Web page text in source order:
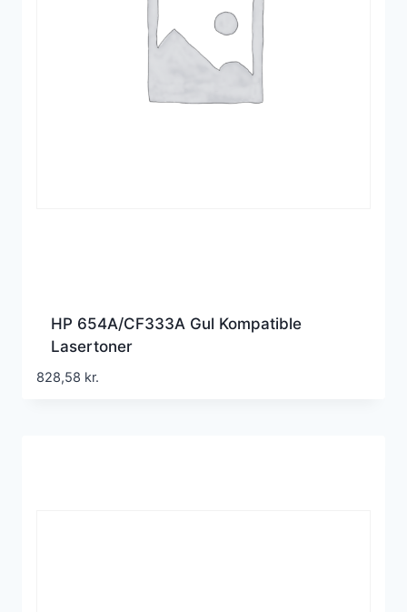
HP 654A/CF333A Gul Kompatible
Lasertoner
828,58 kr.